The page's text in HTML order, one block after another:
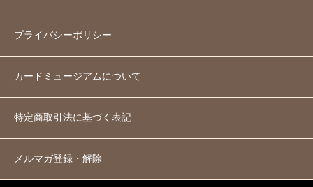
プライバシーポリシー
カードミュージアムについて
特定商取引法に基づく表記
メルマガ登録・解除